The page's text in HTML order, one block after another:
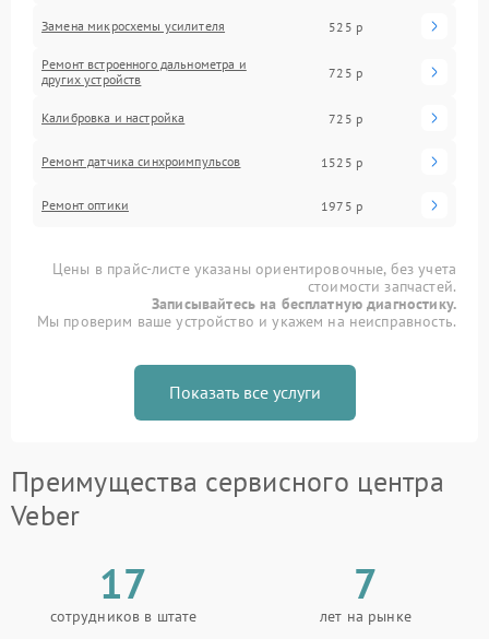
Замена микросхемы усилителя 525 р
Ремонт встроенного дальнометра и
других устройств
725 р
Калибровка и настройка 725 р
Ремонт датчика синхроимпульсов 1525 р
Ремонт оптики 1975 р
Цены в прайс-листе указаны ориентировочные, без учета
стоимости запчастей.
Записывайтесь на бесплатную диагностику.
Мы проверим ваше устройство и укажем на неисправность.
Показать все услуги
Преимущества сервисного центра
Veber
17
сотрудников в штате
7
лет на рынке